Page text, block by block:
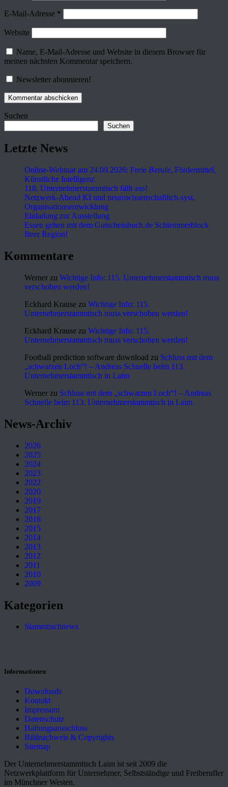
E-Mail-Adresse *
Website
Name, E-Mail-Adresse und Website in diesem Browser für
meinen nächsten Kommentar speichern.
Newsletter abonnieren!
Suchen
Suchen
Letzte News
Online-Webinar am 24.09.2026: Freie Berufe, Fördermittel,
Künstliche Intelligenz
118. Unternehmerstammtisch fällt aus!
Netzwerk-Abend KI und neurowissenschaftlich-syst.
Organisationsentwicklung
Einladung zur Ausstellung
Essen gehen mit dem Gutscheinbuch.de Schlemmerblock
Ihrer Region!
Kommentare
Werner zu Wichtige Info: 115. Unternehmerstammtisch muss
verschoben werden!
Eckhard Krause zu Wichtige Info: 115.
Unternehmerstammtisch muss verschoben werden!
Eckhard Krause zu Wichtige Info: 115.
Unternehmerstammtisch muss verschoben werden!
Football prediction software download zu Schluss mit dem
„schwarzen Loch“! – Andreas Schnelle beim 113.
Unternehmerstammtisch in Laim
Werner zu Schluss mit dem „schwarzen Loch“! – Andreas
Schnelle beim 113. Unternehmerstammtisch in Laim
News-Archiv
2026
2025
2024
2023
2022
2020
2019
2017
2016
2015
2014
2013
2012
2011
2010
2009
Kategorien
Stammtischnews
Informationen
Downloads
Kontakt
Impressum
Datenschutz
Haftungsausschluss
Bildnachweis & Copyrights
Sitemap
Der Unternehmerstammtisch Laim ist seit 2009 die
Netzwerkplattform für Unternehmer, Selbstständige und Freiberufler
im Münchner Westen.